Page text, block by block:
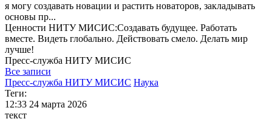
я могу создавать новации и растить новаторов, закладывать
основы пр...
Ценности НИТУ МИСИС:Cоздавать будущее. Работать
вместе. Видеть глобально. Действовать смело. Делать мир
лучше!
Пресс-служба НИТУ МИСИС
Все записи
Пресс-служба НИТУ МИСИС Наука
Теги:
12:33 24 марта 2026
текст